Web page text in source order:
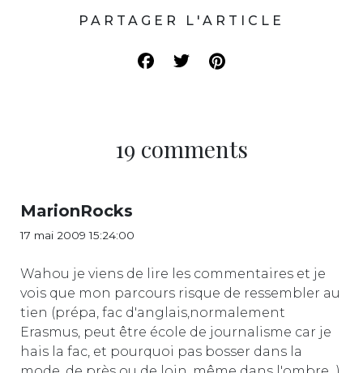
PARTAGER L'ARTICLE
19 comments
MarionRocks
17 mai 2009 15:24:00
Wahou je viens de lire les commentaires et je
vois que mon parcours risque de ressembler au
tien (prépa, fac d'anglais,normalement
Erasmus, peut être école de journalisme car je
hais la fac, et pourquoi pas bosser dans la